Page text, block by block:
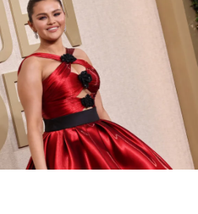
de 2024, 11:46